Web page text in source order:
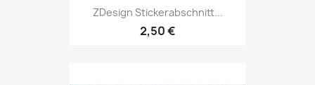
ZDesign Stickerabschnitt...
2,50 €